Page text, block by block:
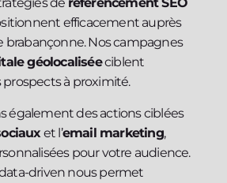
efficacement auprès
brabançonne. Nos campagnes
géolocaliséeciblent
à proximité.
également des actions ciblées
et l’email marketing,
pour votre audience.
driven nous permet